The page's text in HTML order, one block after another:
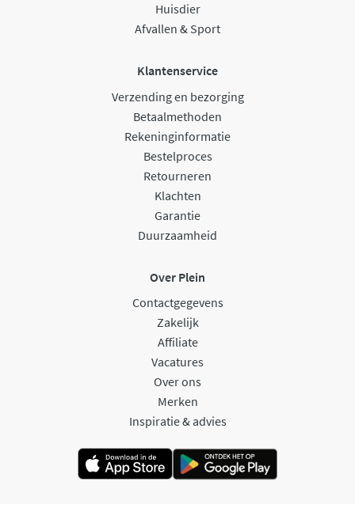
Huisdier
Afvallen & Sport
Klantenservice
Verzending en bezorging
Betaalmethoden
Rekeninginformatie
Bestelproces
Retourneren
Klachten
Garantie
Duurzaamheid
Over Plein
Contactgegevens
Zakelijk
Affiliate
Vacatures
Over ons
Merken
Inspiratie & advies